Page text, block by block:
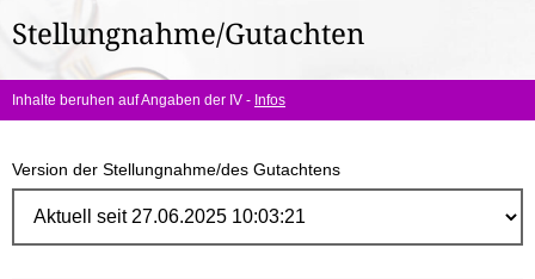
hier:
Stellungnahme/Gutachten
Inhalte beruhen auf Angaben der IV - Infos
Version der Stellungnahme/des Gutachtens